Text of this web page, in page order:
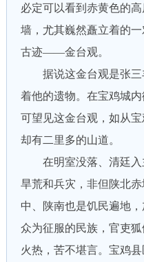
必定可以看到赤黄色的
墙，尤其巍然矗立着的
古迹——金台观。
据说这金台观是张三
着他的遗物。在宝鸡城
可望见这金台观，如从
却有二里多的山道。
在明室没落、清廷入
旱荒和兵灾，非但陕北
中、陕南也是饥民遍地
众为征服的民族，官吏
火热，苦不堪言。宝鸡